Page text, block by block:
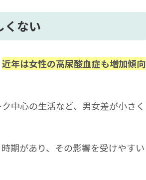
くない
近年は女性の高尿酸血症も増加傾向
中心の生活など、男女差が小さく
期があり、その影響を受けやすい